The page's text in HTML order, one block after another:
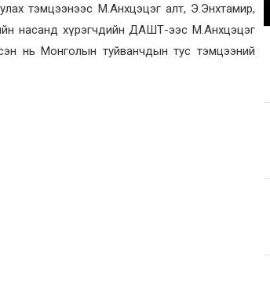
тэмцээнээс М.Анхцэцэг алт, Э.Энхтамир,
насанд хүрэгчдийн ДАШТ-ээс М.Анхцэцэг
нь Монголын туйванчдын тус тэмцээний